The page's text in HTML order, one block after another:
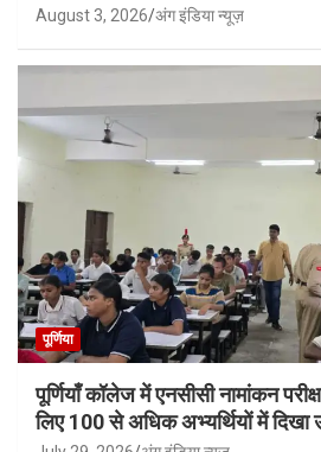
August 3, 2026 अंग इंडिया न्यूज़
पूर्णिया
पूर्णियाँ कॉलेज में एनसीसी नामांकन
लिए 100 से अधिक अभ्यर्थियों में दिखा